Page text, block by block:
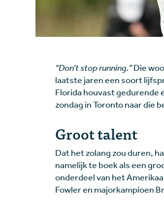
“Don’t stop running.”Die
laatste jaren een soort
Florida houvast gedurende
zondag in Toronto naar die
Groot talent
Dat het zolang zou duren,
namelijk te boek als een
onderdeel van het
Fowler en majorkampioen